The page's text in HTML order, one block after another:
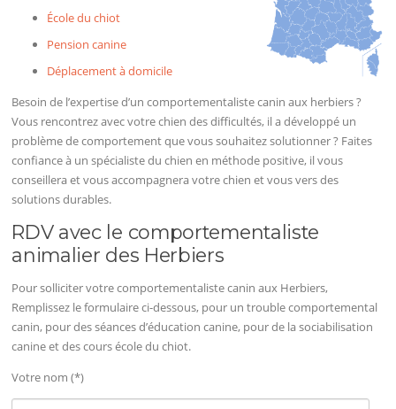
École du chiot
Pension canine
Déplacement à domicile
Besoin de l’expertise d’un comportementaliste canin aux herbiers ?
Vous rencontrez avec votre chien des difficultés, il a développé un
problème de comportement que vous souhaitez solutionner ? Faites
confiance à un spécialiste du chien en méthode positive, il vous
conseillera et vous accompagnera votre chien et vous vers des
solutions durables.
RDV avec le comportementaliste
animalier des Herbiers
Pour solliciter votre comportementaliste canin aux Herbiers,
Remplissez le formulaire ci-dessous, pour un trouble comportemental
canin, pour des séances d’éducation canine, pour de la sociabilisation
canine et des cours école du chiot.
Votre nom (*)